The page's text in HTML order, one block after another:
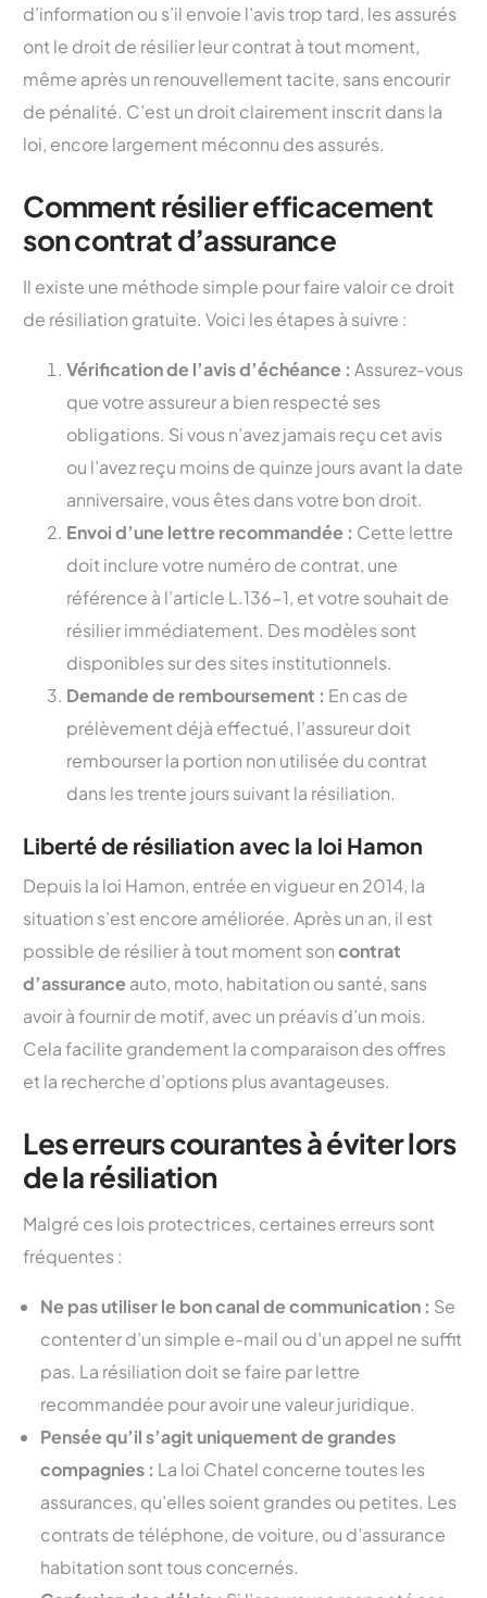
d’information ou s’il envoie l’avis trop tard, les assurés
ont le droit de résilier leur contrat à tout moment,
même après un renouvellement tacite, sans encourir
de pénalité. C’est un droit clairement inscrit dans la
loi, encore largement méconnu des assurés.
Comment résilier efficacement
son contrat d’assurance
Il existe une méthode simple pour faire valoir ce droit
de résiliation gratuite. Voici les étapes à suivre :
Vérification de l’avis d’échéance : Assurez-vous
que votre assureur a bien respecté ses
obligations. Si vous n’avez jamais reçu cet avis
ou l’avez reçu moins de quinze jours avant la date
anniversaire, vous êtes dans votre bon droit.
Envoi d’une lettre recommandée : Cette lettre
doit inclure votre numéro de contrat, une
référence à l’article L.136-1, et votre souhait de
résilier immédiatement. Des modèles sont
disponibles sur des sites institutionnels.
Demande de remboursement : En cas de
prélèvement déjà effectué, l’assureur doit
rembourser la portion non utilisée du contrat
dans les trente jours suivant la résiliation.
Liberté de résiliation avec la loi Hamon
Depuis la loi Hamon, entrée en vigueur en 2014, la
situation s’est encore améliorée. Après un an, il est
possible de résilier à tout moment soncontrat
d’assurance auto, moto, habitation ou santé, sans
avoir à fournir de motif, avec un préavis d’un mois.
Cela facilite grandement la comparaison des offres
et la recherche d’options plus avantageuses.
Les erreurs courantes à éviter lors
de la résiliation
Malgré ces lois protectrices, certaines erreurs sont
fréquentes :
Ne pas utiliser le bon canal de communication : Se
contenter d’un simple e-mail ou d’un appel ne suffit
pas. La résiliation doit se faire par lettre
recommandée pour avoir une valeur juridique.
Pensée qu’il s’agit uniquement de grandes
compagnies : La loi Chatel concerne toutes les
assurances, qu’elles soient grandes ou petites. Les
contrats de téléphone, de voiture, ou d’assurance
habitation sont tous concernés.